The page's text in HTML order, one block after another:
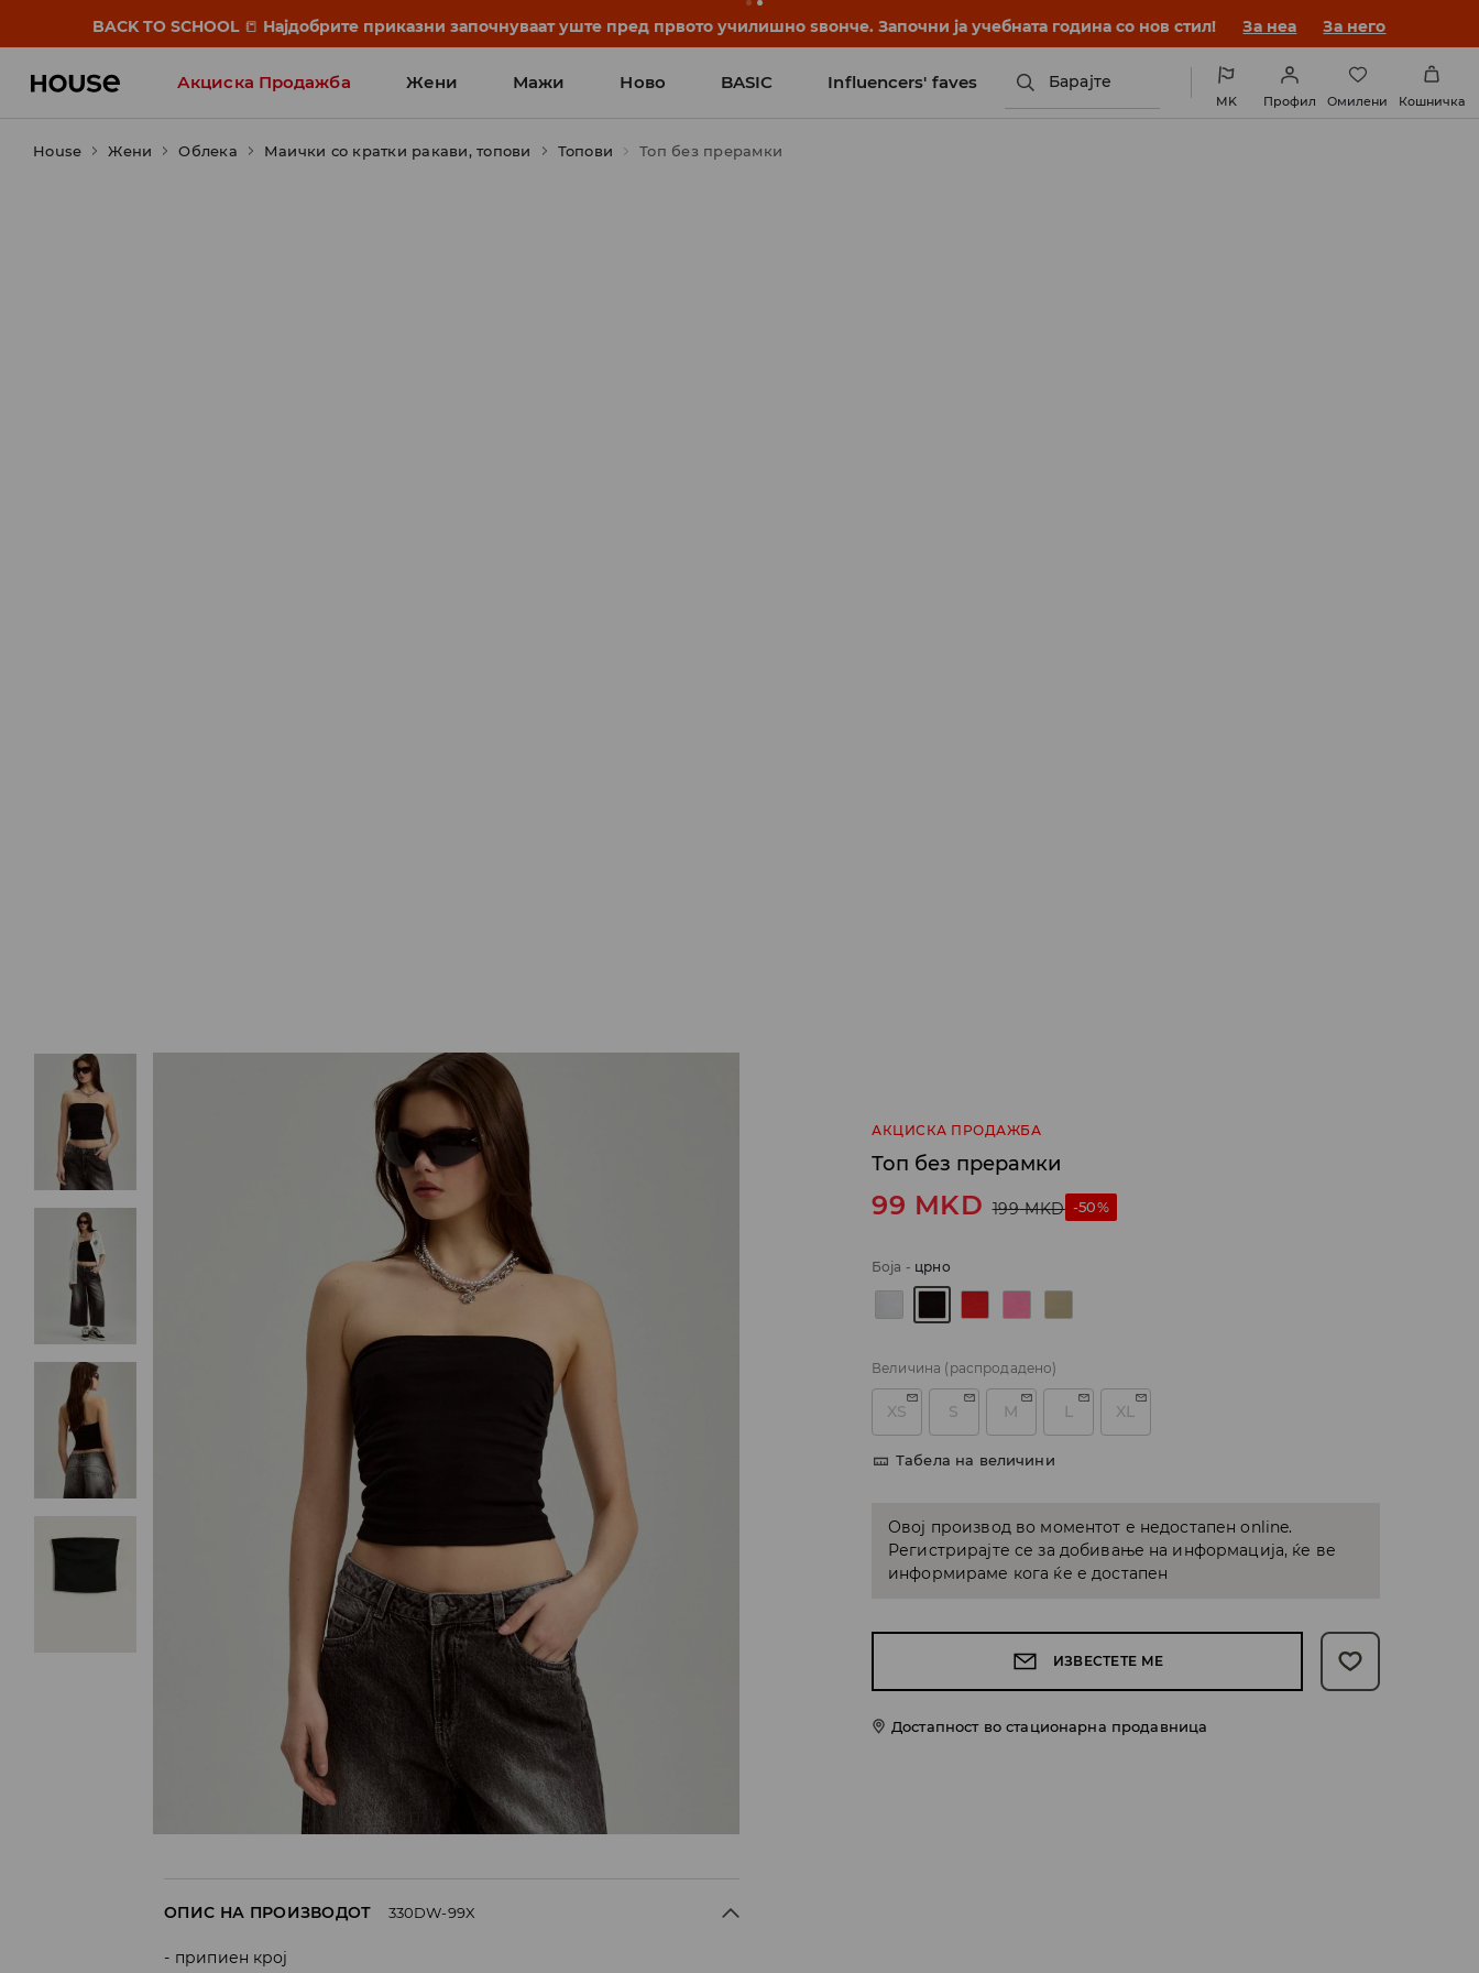
BACK TO SCHOOL 📒 Најдобрите приказни започнуваат уште пред првото училишно ѕвонче. Започни ја учебната година со нов стил! За неа За него
Акциска Продажба Жени Мажи Ново BASIC Influencers' faves Барајте
MK Профил Омилени Кошничка
House Жени Облека Маички со кратки ракави, топови Топови Топ без прерамки
АКЦИСКА ПРОДАЖБА
Топ без прерамки
99 MKD 199 MKD -50%
Боја - црно
Величина (распродадено)
XS S M L XL
Табела на величини
Овој производ во моментот е недостапен online.
Регистрирајте се за добивање на информација, ќе ве
информираме кога ќе е достапен
ИЗВЕСТЕТЕ МЕ
Достапност во стационарна продавница
ОПИС НА ПРОИЗВОДОТ 330DW-99X
припиен крој